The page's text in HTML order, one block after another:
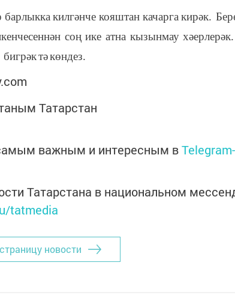
барлыкка килгәнче кояштан качарга кирәк.
соң ике атна кызынмау хәерлерәк
бигрәктәкөндез.
Татарстан
важным и интересным в
Татарстана в национальном
tatmedia
новости